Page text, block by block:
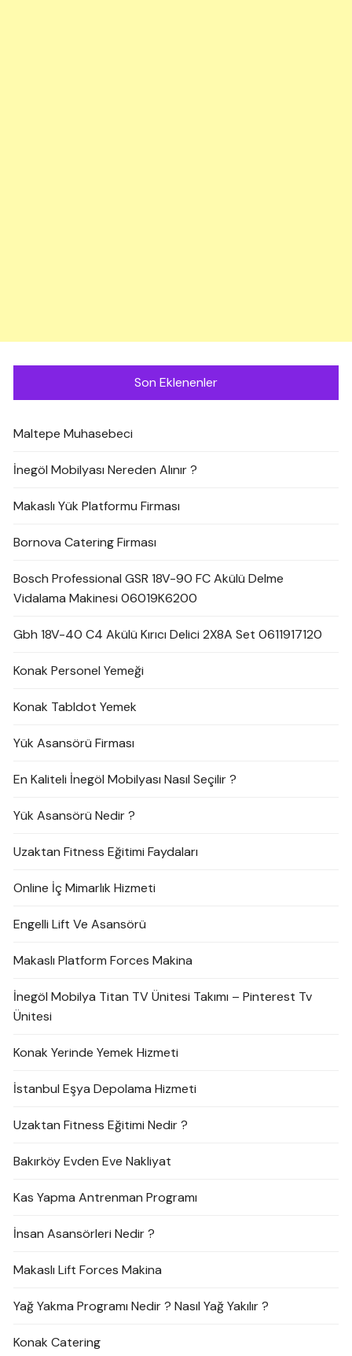
Son Eklenenler
Maltepe Muhasebeci
İnegöl Mobilyası Nereden Alınır ?
Makaslı Yük Platformu Firması
Bornova Catering Firması
Bosch Professional GSR 18V-90 FC Akülü Delme
Vidalama Makinesi 06019K6200
Gbh 18V-40 C4 Akülü Kırıcı Delici 2X8A Set 0611917120
Konak Personel Yemeği
Konak Tabldot Yemek
Yük Asansörü Firması
En Kaliteli İnegöl Mobilyası Nasıl Seçilir ?
Yük Asansörü Nedir ?
Uzaktan Fitness Eğitimi Faydaları
Online İç Mimarlık Hizmeti
Engelli Lift Ve Asansörü
Makaslı Platform Forces Makina
İnegöl Mobilya Titan TV Ünitesi Takımı – Pinterest Tv
Ünitesi
Konak Yerinde Yemek Hizmeti
İstanbul Eşya Depolama Hizmeti
Uzaktan Fitness Eğitimi Nedir ?
Bakırköy Evden Eve Nakliyat
Kas Yapma Antrenman Programı
İnsan Asansörleri Nedir ?
Makaslı Lift Forces Makina
Yağ Yakma Programı Nedir ? Nasıl Yağ Yakılır ?
Konak Catering